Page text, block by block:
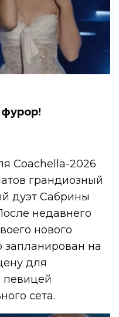
Coachella-2026
грандиозный
дуэт Сабрины
недавнего
нового
запланирован на
для
певицей
сета.